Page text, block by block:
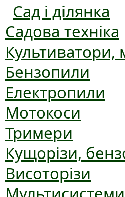
Сад і ділянка
Садова техніка
Культиватори,
Бензопили
Електропили
Мотокоси
Тримери
Кущорізи,
Висоторізи